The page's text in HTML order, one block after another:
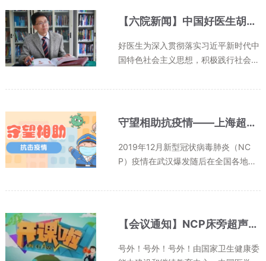
列超声亚学科及新技术。今天，让我
们...
【六院新闻】中国好医生胡兵～心灵手巧、手术精致、对病人好！
好医生为深入贯彻落实习近平新时代中
国特色社会主义思想，积极践行社会主
健康委员会联合主办，中国文明网、国
我评议身边好人”之“中国好医生、...守望相助抗疫情——上海超声医学研究所在行动！
2019年12月新型冠状病毒肺炎（NC
P）疫情在武汉爆发随后在全国各地相
峻的斗争无数医护工作者踏上了防控新
备在此次疫情防控中也以其独有的优
势...
【会议通知】NCP床旁超声及远程超声战时应急会议明天远程直播
号外！号外！号外！由国家卫生健康委